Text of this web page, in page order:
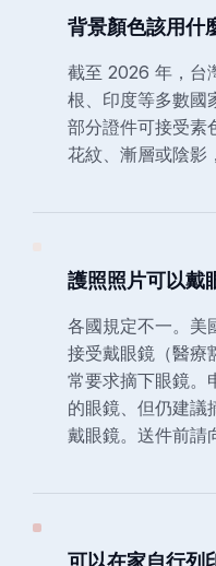
背景顏色該用什
截至 2026 年，台
根、印度等多數國
部分證件可接受素
花紋、漸層或陰影
護照照片可以戴
各國規定不一。美
接受戴眼鏡（醫療
常要求摘下眼鏡。
的眼鏡、但仍建議
戴眼鏡。送件前請